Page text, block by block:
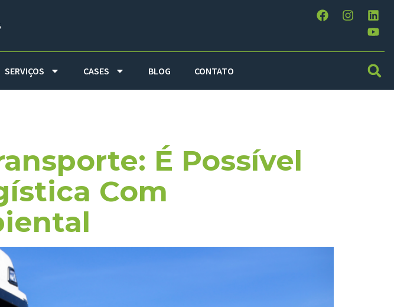
SERVIÇOS CASES BLOG CONTATO
É Possível
Com